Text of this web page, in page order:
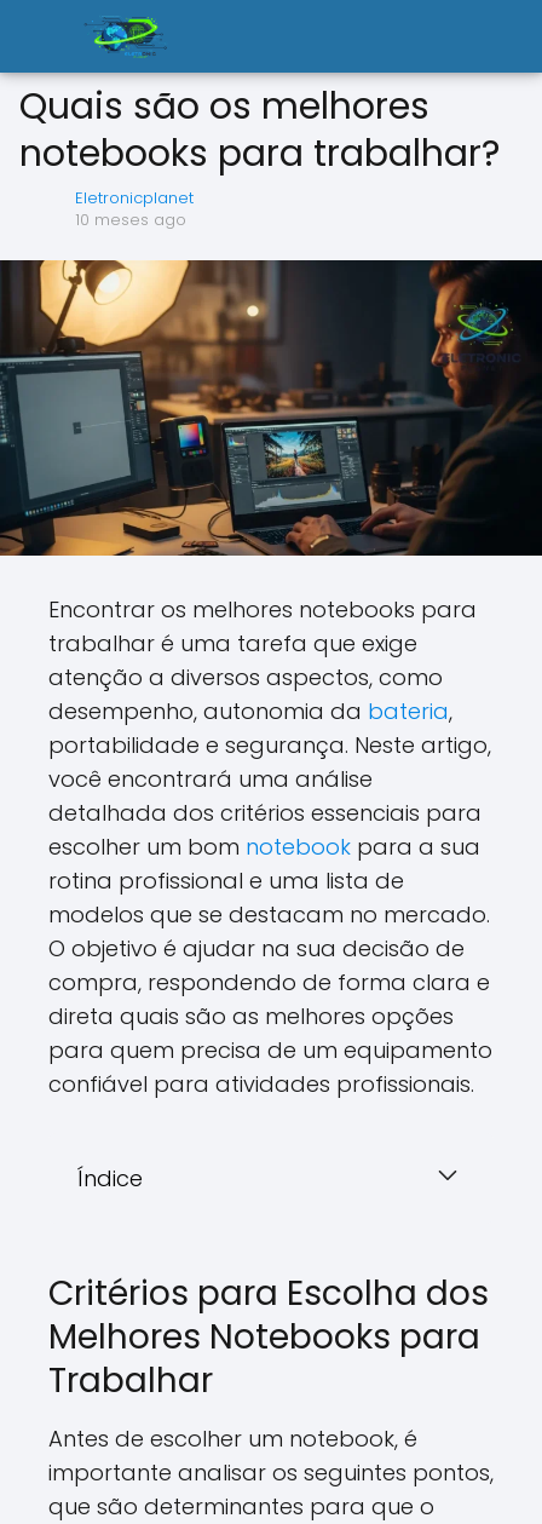
Quais são os melhores
notebooks para trabalhar?
Eletronicplanet
10 meses ago
Encontrar os melhores notebooks para
trabalhar é uma tarefa que exige
atenção a diversos aspectos, como
desempenho, autonomia da bateria,
portabilidade e segurança. Neste artigo,
você encontrará uma análise
detalhada dos critérios essenciais para
escolher um bom notebook para a sua
rotina profissional e uma lista de
modelos que se destacam no mercado.
O objetivo é ajudar na sua decisão de
compra, respondendo de forma clara e
direta quais são as melhores opções
para quem precisa de um equipamento
confiável para atividades profissionais.
Índice
Critérios para Escolha dos
Melhores Notebooks para
Trabalhar
Antes de escolher um notebook, é
importante analisar os seguintes pontos,
que são determinantes para que o